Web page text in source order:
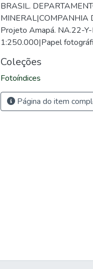
BRASIL.
MINERAL|COMPANHIA
Projeto Amapá. NA.22-
1:250.000|Papel
Coleções
Fotoíndices
Página do item